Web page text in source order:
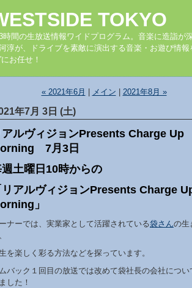
TOKYO
時間の生放送情報ワイドプログラム。音楽に造詣が
淳が、ドライブを素敵に演出する音楽・お遊び情
にお任せ！
« 2021年6月 メイン 2021年8月 »
年7月 3日 (土)
アルヴィジョンPresents Charge Up
7月3日
土曜日10時からの
リアルヴィジョンPresents Charge
」
ナーでは、実業家として活躍されている袋さんの生
を楽しく彩る方法などを探っています。
バック１回目の放送では改めて袋社長の会社につい
した！